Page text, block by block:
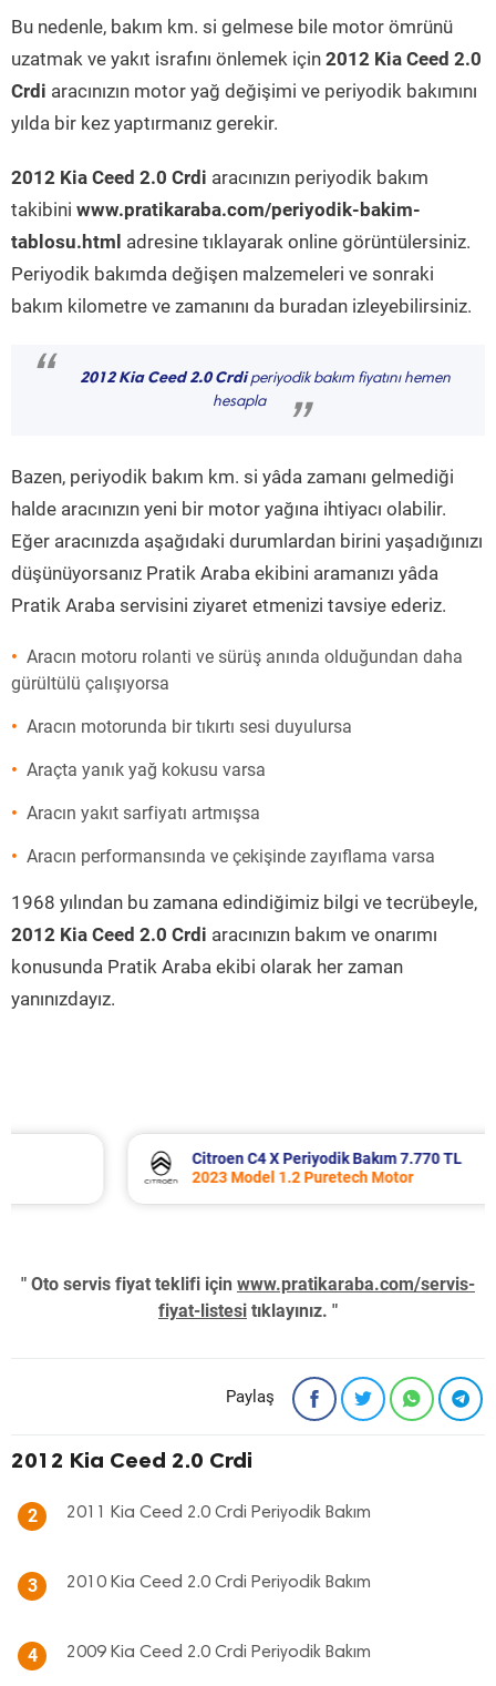
Bu nedenle, bakım km. si gelmese bile motor ömrünü
uzatmak ve yakıt israfını önlemek için 2012 Kia Ceed 2.0
Crdi aracınızın motor yağ değişimi ve periyodik bakımını
yılda bir kez yaptırmanız gerekir.
2012 Kia Ceed 2.0 Crdi aracınızın periyodik bakım
takibini www.pratikaraba.com/periyodik-bakim-
tablosu.html adresine tıklayarak online görüntülersiniz.
Periyodik bakımda değişen malzemeleri ve sonraki
bakım kilometre ve zamanını da buradan izleyebilirsiniz.
“ 2012 Kia Ceed 2.0 Crdiperiyodik bakım fiyatını hemen
hesapla
”
Bazen, periyodik bakım km. si yâda zamanı gelmediği
halde aracınızın yeni bir motor yağına ihtiyacı olabilir.
Eğer aracınızda aşağıdaki durumlardan birini yaşadığınızı
düşünüyorsanız Pratik Araba ekibini aramanızı yâda
Pratik Araba servisini ziyaret etmenizi tavsiye ederiz.
Aracın motoru rolanti ve sürüş anında olduğundan daha
gürültülü çalışıyorsa
Aracın motorunda bir tıkırtı sesi duyulursa
Araçta yanık yağ kokusu varsa
Aracın yakıt sarfiyatı artmışsa
Aracın performansında ve çekişinde zayıflama varsa
1968 yılından bu zamana edindiğimiz bilgi ve tecrübeyle,
2012 Kia Ceed 2.0 Crdi aracınızın bakım ve onarımı
konusunda Pratik Araba ekibi olarak her zaman
yanınızdayız.
Citroen C4 X Periyodik Bakım 7.770 TL
2023 Model 1.2 Puretech Motor
" Oto servis fiyat teklifi için www.pratikaraba.com/servis-
fiyat-listesi tıklayınız. "
Paylaş
2012 Kia Ceed 2.0 Crdi
2 2011 Kia Ceed 2.0 Crdi Periyodik Bakım
3 2010 Kia Ceed 2.0 Crdi Periyodik Bakım
4 2009 Kia Ceed 2.0 Crdi Periyodik Bakım